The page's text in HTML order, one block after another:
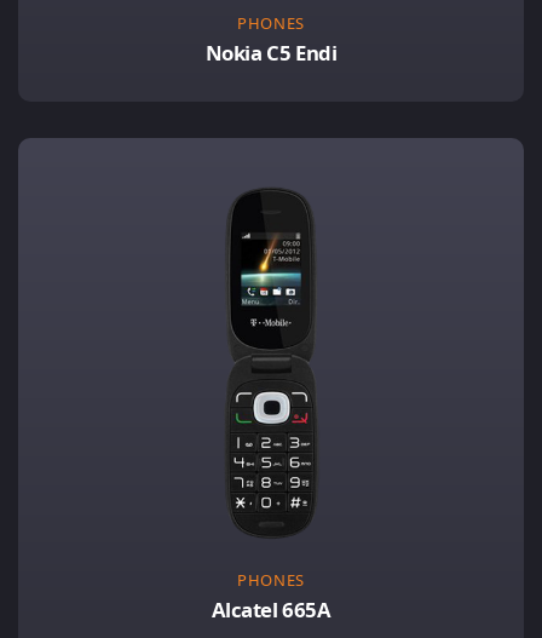
PHONES
Nokia C5 Endi
PHONES
Alcatel 665A